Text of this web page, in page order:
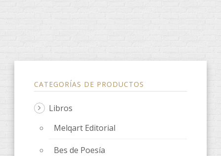
CATEGORÍAS DE PRODUCTOS
Libros
Melqart Editorial
Bes de Poesía